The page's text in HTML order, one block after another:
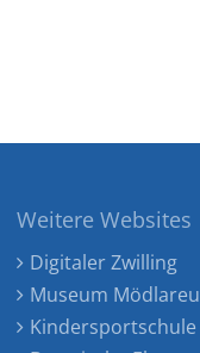
Weitere Websites
Digitaler Zwilling
Museum